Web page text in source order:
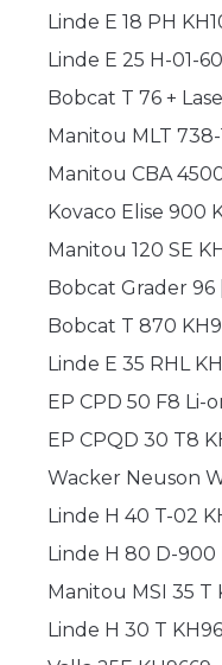
Linde E 18 PH
Linde E 25 H-01-
Bobcat T 76 +
Manitou MLT 738-
Manitou CBA
Kovaco Elise 900
Manitou 120 SE
Bobcat Grader 96
Bobcat T 870
Linde E 35 RHL
EP CPD 50 F8 Li-
EP CPQD 30 T8
Wacker Neuson
Linde H 40 T-02
Linde H 80 D-900
Manitou MSI 35 T
Linde H 30 T